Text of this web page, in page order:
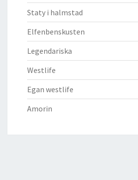
Staty i halmstad
Elfenbenskusten
Legendariska
Westlife
Egan westlife
Amorin